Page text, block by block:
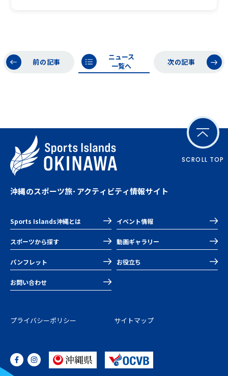
前の記事
ニュース
一覧へ
次の記事
SCROLL TOP
沖縄のスポーツ旅･アクティビティ情報サイト
Sports Islands沖縄とは イベント情報
スポーツから探す 動画ギャラリー
パンフレット お役立ち
お問い合わせ
プライバシーポリシー サイトマップ